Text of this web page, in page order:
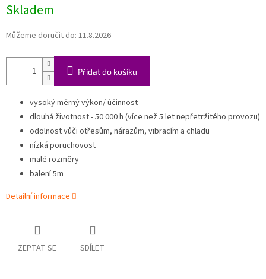
Skladem
Můžeme doručit do: 11.8.2026
Přidat do košíku
vysoký měrný výkon/ účinnost
dlouhá životnost - 50 000 h (více než 5 let nepřetržitého provozu)
odolnost vůči otřesům, nárazům, vibracím a chladu
nízká poruchovost
malé rozměry
balení 5m
Detailní informace
ZEPTAT SE SDÍLET